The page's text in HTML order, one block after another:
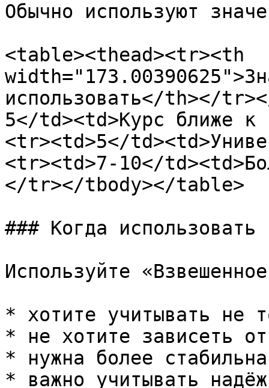
Обычно используют
<table><thead><tr><th
использовать</th></
5</td><td>Курс ближе к
<tr><td>5</
<tr><td>7-10</
</tr></tbody></table>
### Когда использовать
Используйте
* хотите учитывать не
* не хотите зависеть
* нужна более
* важно учитывать